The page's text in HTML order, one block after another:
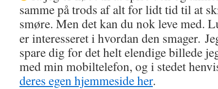
samme på trods af alt for lidt tid til at
smøre. Men det kan du nok leve med.
er interesseret i hvordan den smager.
spare dig for det helt elendige billede
med min mobiltelefon, og i stedet
deres egen hjemmeside her.